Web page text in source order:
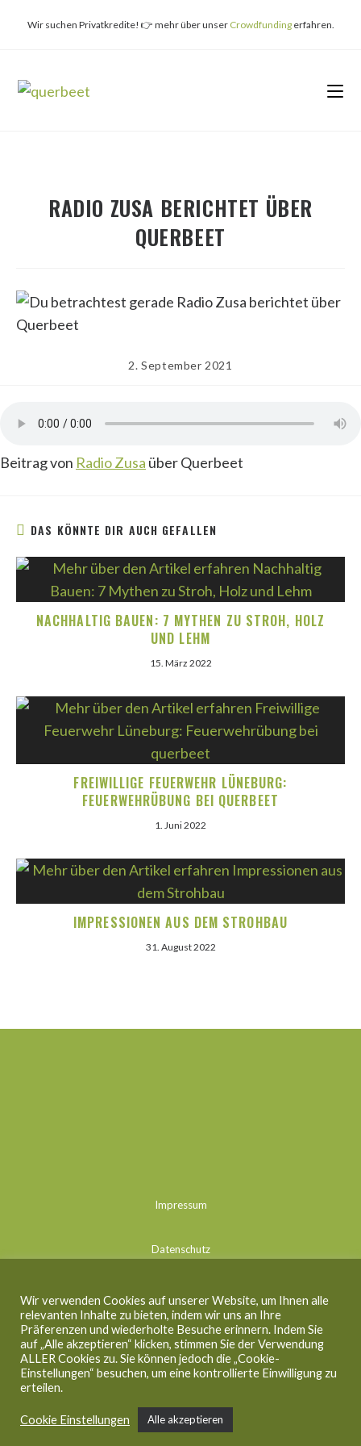
InhaltWir suchen Privatkredite! 👉 mehr über unser Crowdfundingerfahren.
RADIO ZUSA BERICHTET ÜBER
QUERBEET
Beitrag
2. September 2021
Beitrag von Radio Zusa über Querbeet
DAS KÖNNTE DIR AUCH GEFALLEN
NACHHALTIG BAUEN: 7 MYTHEN ZU STROH, HOLZ
UND LEHM
15. März 2022
FREIWILLIGE FEUERWEHR LÜNEBURG:
FEUERWEHRÜBUNG BEI QUERBEET
1. Juni 2022
IMPRESSIONEN AUS DEM STROHBAU
31. August 2022
Impressum
Datenschutz
Kontakt
Cookie Einstellungen
Wir verwenden Cookies auf unserer Website, um Ihnen alle
relevanten Inhalte zu bieten, indem wir uns an Ihre
Präferenzen und wiederholte Besuche erinnern. Indem Sie
auf „Alle akzeptieren“ klicken, stimmen Sie der Verwendung
ALLER Cookies zu. Sie können jedoch die „Cookie-
Einstellungen“ besuchen, um eine kontrollierte Einwilligung zu
erteilen.
Cookie Einstellungen Alle akzeptieren